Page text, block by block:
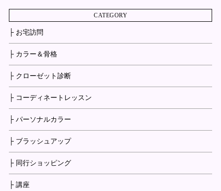
CATEGORY
├ お宅訪問
├ カラー＆骨格
├ クローゼット診断
├ コーディネートレッスン
├ パーソナルカラー
├ ブラッシュアップ
├ 同行ショッピング
├ 講座